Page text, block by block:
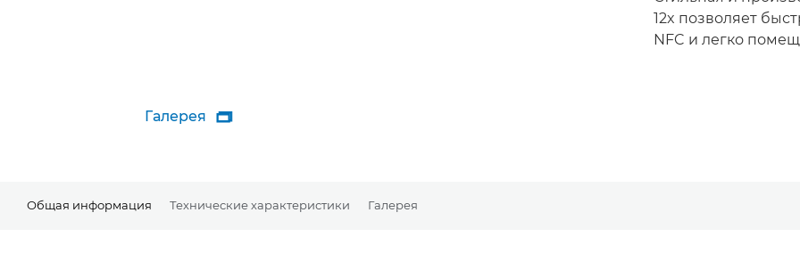
Галерея 
12x позволяет
NFC и легко
Общая информация Технические характеристики Галерея